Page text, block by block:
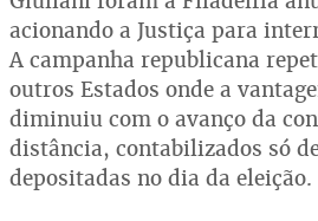
acionando a Justiça para
A campanha republicana
outros Estados onde a
diminuiu com o avanço da
distância, contabilizados só
depositadas no dia da eleição.